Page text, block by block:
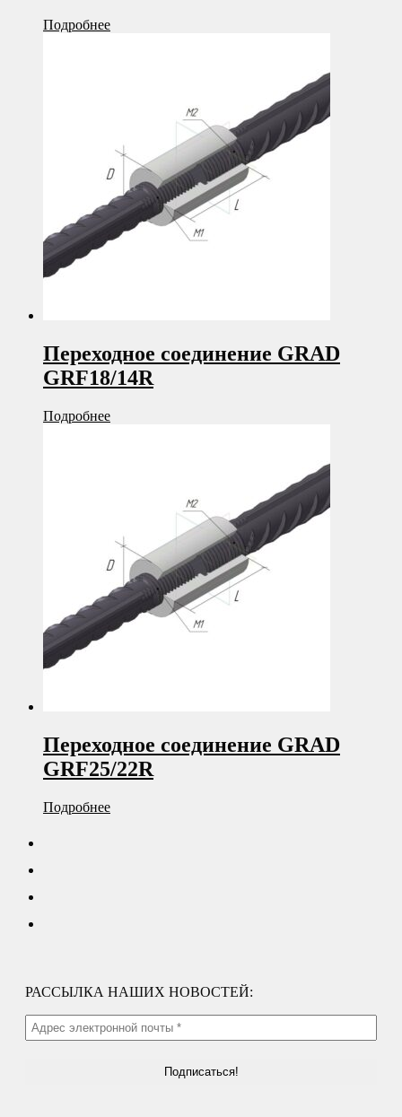
Подробнее
Переходное соединение GRAD
GRF18/14R
Подробнее
Переходное соединение GRAD
GRF25/22R
Подробнее
РАССЫЛКА НАШИХ НОВОСТЕЙ: